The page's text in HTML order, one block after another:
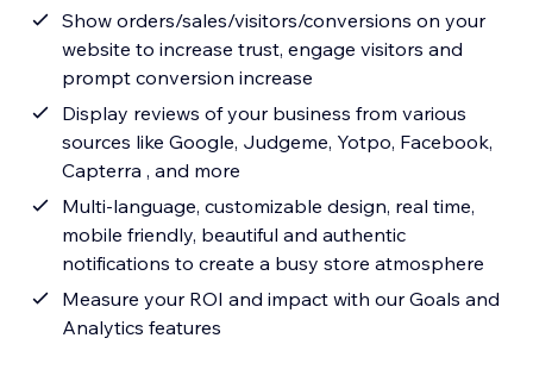
Show orders/sales/visitors/conversions on your
website to increase trust, engage visitors and
prompt conversion increase
Display reviews of your business from various
sources like Google, Judgeme, Yotpo, Facebook,
Capterra , and more
Multi-language, customizable design, real time,
mobile friendly, beautiful and authentic
notifications to create a busy store atmosphere
Measure your ROI and impact with our Goals and
Analytics features